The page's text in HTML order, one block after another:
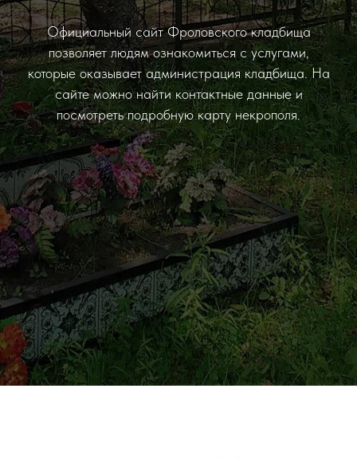
Официальный сайт Фроловского кладбища
позволяет людям ознакомиться с услугами,
которые оказывает администрация кладбища. На
сайте можно найти контактные данные и
посмотреть подробную карту некрополя.